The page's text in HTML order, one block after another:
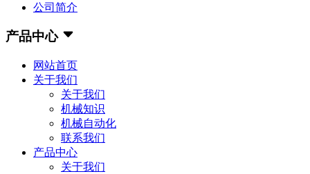
公司简介
产品中心
网站首页
关于我们
关于我们
机械知识
机械自动化
联系我们
产品中心
关于我们